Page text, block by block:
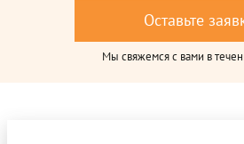
Оставьте
Мы свяжемся с вами в